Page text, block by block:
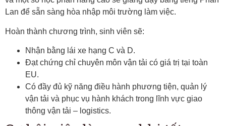
Lan để sẵn sàng hòa nhập môi trường làm việc.
Hoàn thành chương trình, sinh viên sẽ:
Nhận bằng lái xe hạng C và D.
Đạt chứng chỉ chuyên môn vận tải có giá trị tại toàn
EU.
Có đầy đủ kỹ năng điều hành phương tiện, quản lý
vận tải và phục vụ hành khách trong lĩnh vực giao
thông vận tải – logistics.